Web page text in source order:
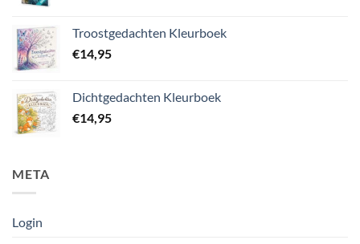
Troostgedachten Kleurboek
€14,95
Dichtgedachten Kleurboek
€14,95
META
Login